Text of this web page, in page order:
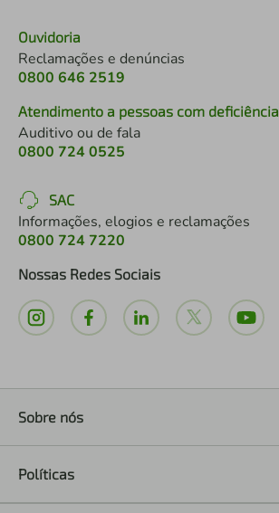
Ouvidoria
Reclamações e denúncias
0800 646 2519
Atendimento a pessoas com deficiência
Auditivo ou de fala
0800 724 0525
SAC
Informações, elogios e reclamações
0800 724 7220
Nossas Redes Sociais
Sobre nós
Políticas